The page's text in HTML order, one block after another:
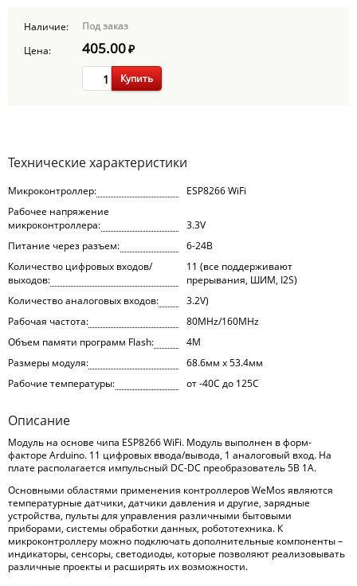
Наличие:
Под заказ
Цена:
405.00₽
Купить
Технические характеристики
Микроконтроллер:
ESP8266 WiFi
Рабочее напряжение
микроконтроллера:
3.3V
Питание через разъем:
6-24В
Количество цифровых входов/
выходов:
11 (все поддерживают
прерывания, ШИМ, I2S)
Количество аналоговых входов:
3.2V)
Рабочая частота:
80MHz/160MHz
Объем памяти программ Flash:
4M
Размеры модуля:
68.6мм х 53.4мм
Рабочие температуры:
от -40С до 125С
Описание
Модуль на основе чипа ESP8266 WiFi. Модуль выполнен в форм-
факторе Arduino. 11 цифровых ввода/вывода, 1 аналоговый вход. На
плате располагается импульсный DC-DC преобразователь 5В 1A.
Основными областями применения контроллеров WeMos являются
температурные датчики, датчики давления и другие, зарядные
устройства, пульты для управления различными бытовыми
приборами, системы обработки данных, робототехника. К
микроконтроллеру можно подключать дополнительные компоненты –
индикаторы, сенсоры, светодиоды, которые позволяют реализовывать
различные проекты и расширять их возможности.